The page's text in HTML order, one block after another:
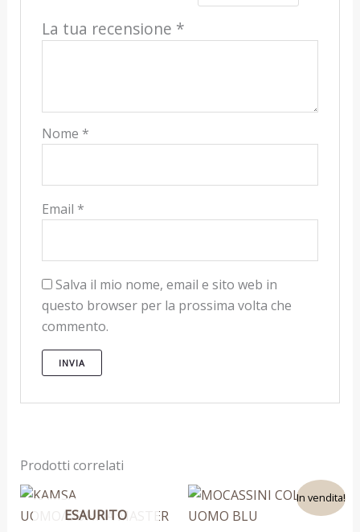
La tua recensione *
Nome *
Email *
Salva il mio nome, email e sito web in
questo browser per la prossima volta che
commento.
Prodotti correlati
ESAURITO
prodotto
In vendita!
Il
originale
Il
prezzo
attuale
Questo
prodotto